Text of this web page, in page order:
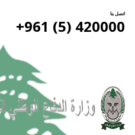
اتصل بنا
420000 (5) 961+